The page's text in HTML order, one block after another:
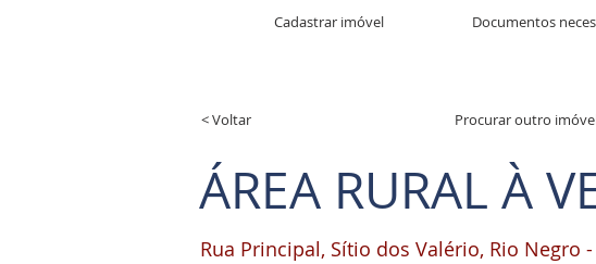
Cadastrar imóvel Documentos
< Voltar Procurar outro
ÁREA RURAL À
Rua Principal, Sítio dos Valério, Rio Negro -